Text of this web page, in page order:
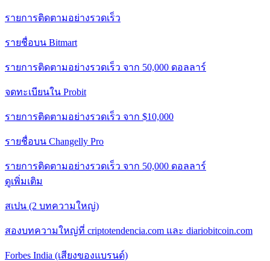
รายการติดตามอย่างรวดเร็ว
รายชื่อบน Bitmart
รายการติดตามอย่างรวดเร็ว จาก 50,000 ดอลลาร์
จดทะเบียนใน Probit
รายการติดตามอย่างรวดเร็ว จาก $10,000
รายชื่อบน Changelly Pro
รายการติดตามอย่างรวดเร็ว จาก 50,000 ดอลลาร์
ดูเพิ่มเติม
สเปน (2 บทความใหญ่)
สองบทความใหญ่ที่ criptotendencia.com และ diariobitcoin.com
Forbes India (เสียงของแบรนด์)